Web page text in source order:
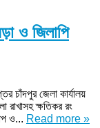
ও জিলাপি
চাঁদপুর জেলা কার্যালয়
রাখাসহ ক্ষতিকর রং
ও... Read more »